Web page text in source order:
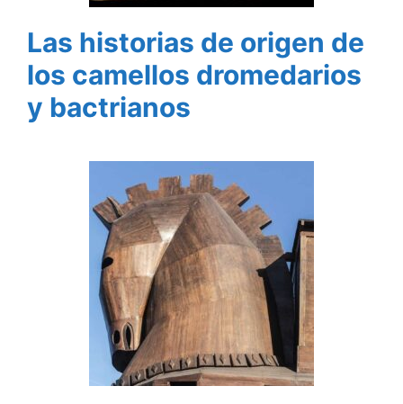
Las historias de origen de
los camellos dromedarios
y bactrianos